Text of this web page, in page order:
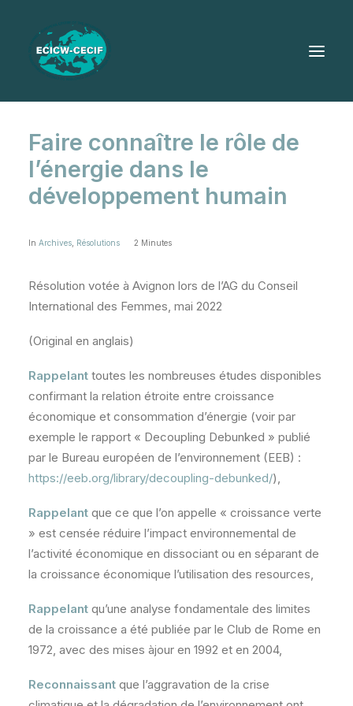
Faire connaître le rôle de
l’énergie dans le
développement humain
In Archives Résolutions 2 Minutes
Résolution votée à Avignon lors de l’AG du Conseil
International des Femmes, mai 2022
(Original en anglais)
Rappelant toutes les nombreuses études disponibles
confirmant la relation étroite entre croissance
économique et consommation d’énergie (voir par
exemple le rapport « Decoupling Debunked » publié
par le Bureau européen de l’environnement (EEB) :
https://eeb.org/library/decoupling-debunked/),
Rappelant que ce que l’on appelle « croissance verte
» est censée réduire l’impact environnemental de
l’activité économique en dissociant ou en séparant de
la croissance économique l’utilisation des resources,
Rappelant qu’une analyse fondamentale des limites
de la croissance a été publiée par le Club de Rome en
1972, avec des mises àjour en 1992 et en 2004,
Reconnaissant que l’aggravation de la crise